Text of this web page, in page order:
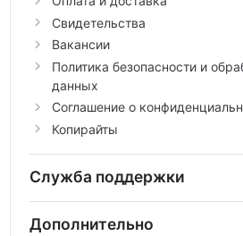
Свидетельства
Вакансии
Политика безопасности и
данных
Соглашение о
Копирайты
Служба поддержки
Дополнительно